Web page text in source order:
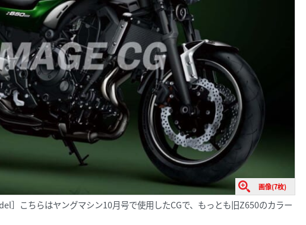
画像(7枚)
］こちらはヤングマシン10月号で使用したCGで、もっとも旧Z650のカラー